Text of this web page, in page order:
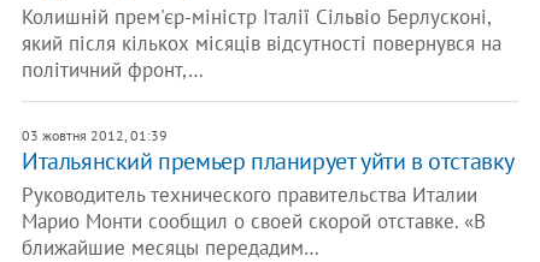
Колишній прем'єр-міністр Італії Сільвіо Берлусконі,
який після кількох місяців відсутності повернувся на
політичний фронт,…
03 жовтня 2012, 01:39
Итальянский премьер планирует уйти в отставку
Руководитель технического правительства Италии
Марио Монти сообщил о своей скорой отставке. «В
ближайшие месяцы передадим…